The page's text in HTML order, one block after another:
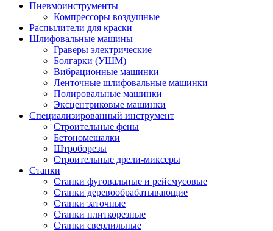
Пневмоинструменты
Компрессоры воздушные
Распылители для краски
Шлифовальные машины
Граверы электрические
Болгарки (УШМ)
Вибрационные машинки
Ленточные шлифовальные машинки
Полировальные машинки
Эксцентриковые машинки
Специализированный инструмент
Строительные фены
Бетономешалки
Штроборезы
Строительные дрели-миксеры
Станки
Станки фуговальные и рейсмусовые
Станки деревообрабатывающие
Станки заточные
Станки плиткорезные
Станки сверлильные